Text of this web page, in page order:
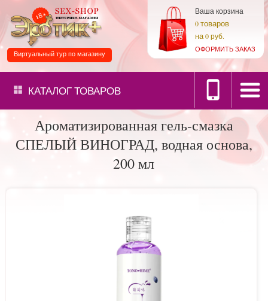
Ваша корзина
0товаров
на0 руб.
ОФОРМИТЬ ЗАКАЗ
Виртуальный тур по магазину
КАТАЛОГТОВАРОВ
Ароматизированная гель-смазка
СПЕЛЫЙ ВИНОГРАД, водная основа,
200 мл